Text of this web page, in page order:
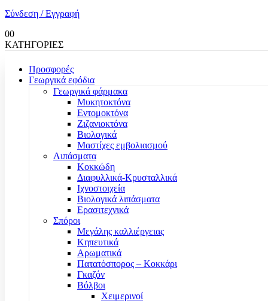
Σύνδεση / Εγγραφή
00
ΚΑΤΗΓΟΡΙΕΣ
Προσφορές
Γεωργικά εφόδια
Γεωργικά φάρμακα
Μυκητοκτόνα
Εντομοκτόνα
Ζιζανιοκτόνα
Βιολογικά
Μαστίχες εμβολιασμού
Λιπάσματα
Κοκκώδη
Διαφυλλικά-Κρυσταλλικά
Ιχνοστοιχεία
Βιολογικά λιπάσματα
Ερασιτεχνικά
Σπόροι
Μεγάλης καλλιέργειας
Κηπευτικά
Αρωματικά
Πατατόσπορος – Κοκκάρι
Γκαζόν
Βόλβοι
Χειμερινοί